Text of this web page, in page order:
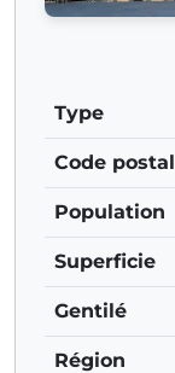
Type
Code postal
Population
Superficie
Gentilé
Région